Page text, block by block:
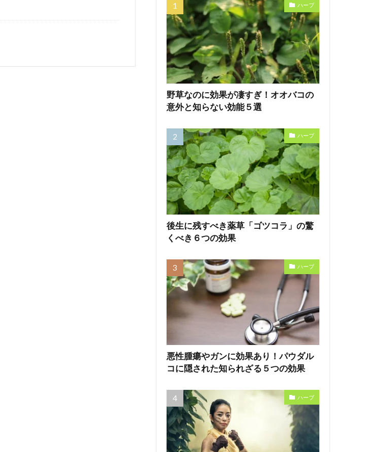
ハーブ
野草なのに効果が凄すぎ！オオバコの
意外と知らない効能５選
ハーブ
後生に残すべき薬草「ゴツコラ」の驚
くべき６つの効果
ハーブ
悪性腫瘍やガンに効果あり！パウダル
コに隠された知られざる５つの効果
ハーブ